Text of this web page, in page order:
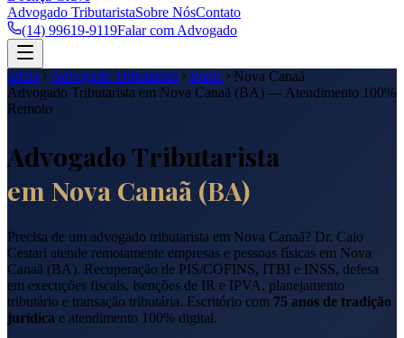
Advogado TributaristaSobre NósContato
(14) 99619-9119Falar com Advogado
Início Advogado Tributarista Bahia
Nova Canaã
Advogado Tributarista em Nova Canaã (BA) — Atendimento 100%
Remoto
Advogado Tributarista
em Nova Canaã (BA)
Precisa de um advogado tributarista em Nova Canaã? Dr. Caio
Cestari atende remotamente empresas e pessoas físicas em Nova
Canaã (BA). Recuperação de PIS/COFINS, ITBI e INSS, defesa
em execuções fiscais, isenções de IR e IPVA, planejamento
tributário e transação tributária. Escritório com 75 anos de tradição
jurídica e atendimento 100% digital.